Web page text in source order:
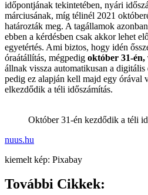
időpontjának tekintetében, nyári
márciusának, míg télinél 2021
határozták meg. A tagállamok
ebben a kérdésben csak akkor lehet
egyetértés. Ami biztos, hogy idén
óraátállítás, mégpedig október 31-
állnak vissza automatikusan a
pedig ez alapján kell majd egy órával
elkezdődik a téli időszámítás.
Október 31-én kezdődik a téli
nuus.hu
kiemelt kép: Pixabay
További Cikkek: